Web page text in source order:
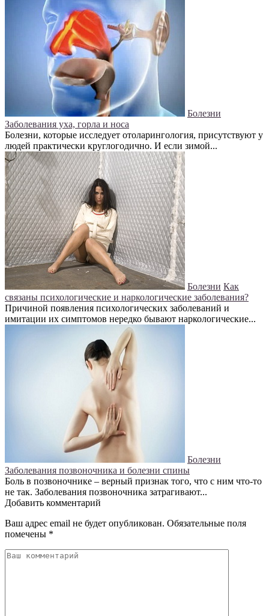
Болезни
Заболевания уха, горла и носа
Болезни, которые исследует отоларингология, присутствуют у
людей практически круглогодично. И если зимой...
Болезни Как
связаны психологические и наркологические заболевания?
Причиной появления психологических заболеваний и
имитации их симптомов нередко бывают наркологические...
Болезни
Заболевания позвоночника и болезни спины
Боль в позвоночнике – верный признак того, что с ним что-то
не так. Заболевания позвоночника затрагивают...
Добавить комментарий
Ваш адрес email не будет опубликован. Обязательные поля
помечены *